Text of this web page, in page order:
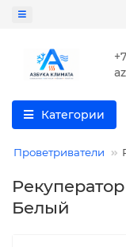
Категории
Проветриватели
Белый